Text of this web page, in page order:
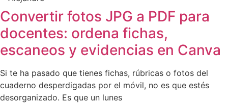
Convertir fotos JPG a PDF para
docentes: ordena fichas,
escaneos y evidencias en Canva
Si te ha pasado que tienes fichas, rúbricas o fotos del
cuaderno desperdigadas por el móvil, no es que estés
desorganizado. Es que un lunes